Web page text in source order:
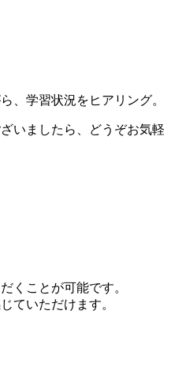
、学習状況をヒアリング。
いましたら、どうぞお気軽
くことが可能です。
ていただけます。